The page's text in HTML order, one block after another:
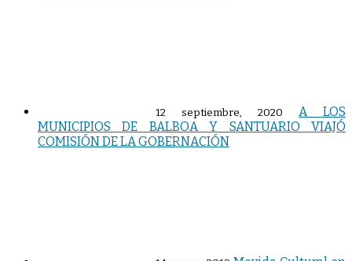
12 septiembre, 2020
A LOS
MUNICIPIOS DE BALBOA Y SANTUARIO VIAJÓ
COMISIÓN DE LA GOBERNACIÓN